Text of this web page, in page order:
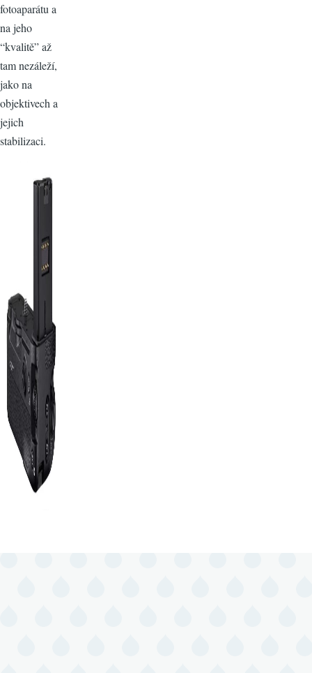
fotoaparátu a
na jeho
“kvalitě” až
tam nezáleží,
jako na
objektivech a
jejich
stabilizaci.